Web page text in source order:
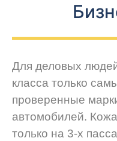
Для деловых
класса только
проверенные
автомобилей.
только на 3-х